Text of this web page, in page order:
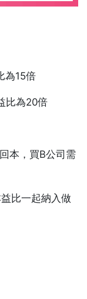
為15倍
比為20倍
本，買B公司需
比一起納入做